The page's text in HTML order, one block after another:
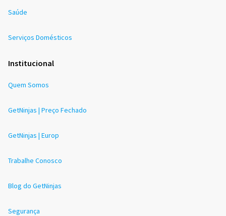
Saúde
Serviços Domésticos
Institucional
Quem Somos
GetNinjas | Preço Fechado
GetNinjas | Europ
Trabalhe Conosco
Blog do GetNinjas
Segurança